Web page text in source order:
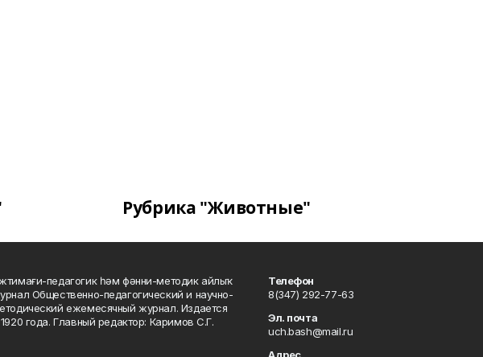
Рубрика "Животные"
педагогик һәм фәнни-методик айлыҡ
Общественно-педагогический и научно-
ежемесячный журнал. Издается
года. Главный редактор: Каримов С.Г.
Телефон
8(347) 292-77-63
Эл. почта
uch.bash@mail.ru